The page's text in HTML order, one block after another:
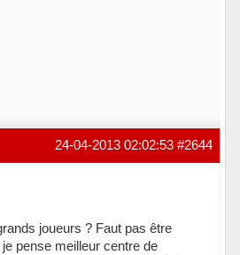
#2644
24-04-2013 02:02:53
joueurs ? Faut pas être
pense meilleur centre de